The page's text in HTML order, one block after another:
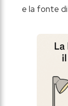
e la fonte di